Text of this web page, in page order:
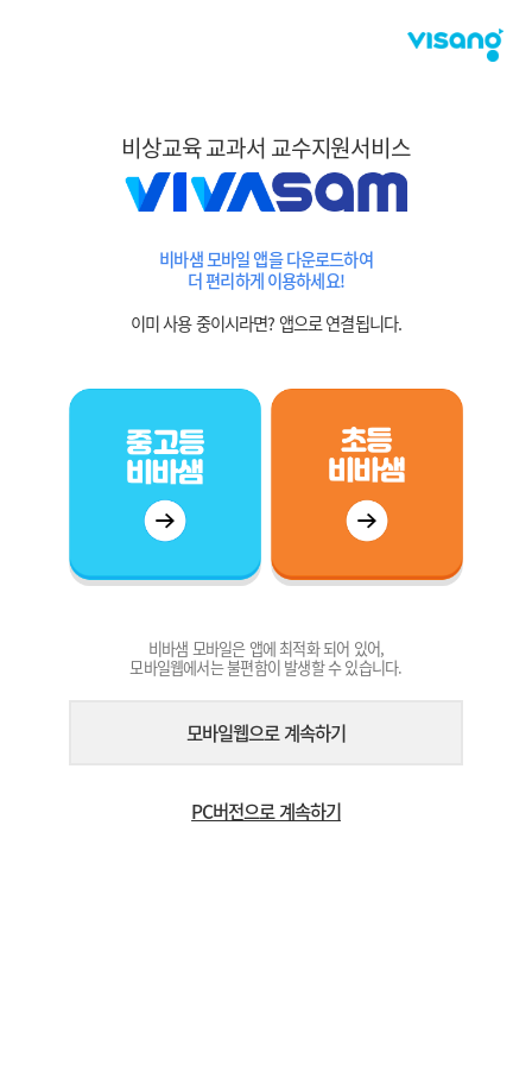
비상교육 교과서 교수지원서비스
비바샘 모바일 앱을 다운로드하여
더 편리하게 이용하세요!
이미 사용 중이시라면? 앱으로 연결됩니다.
비바샘 모바일은 앱에 최적화 되어 있어,
모바일웹에서는 불편함이 발생할 수 있습니다.
모바일웹으로 계속하기
PC버전으로 계속하기